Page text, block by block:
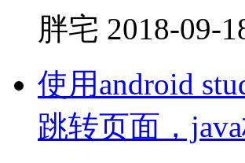
胖宅 2018-09-
使用android
跳转页面，